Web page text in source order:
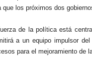
que los próximos dos
de la política está
a un equipo impulsor
para el mejoramiento de